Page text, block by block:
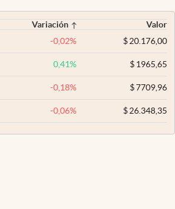
Variación
Valor
-0,02% $20.176,00
0,41% $1965,65
-0,18% $7709,96
-0,06% $26.348,35